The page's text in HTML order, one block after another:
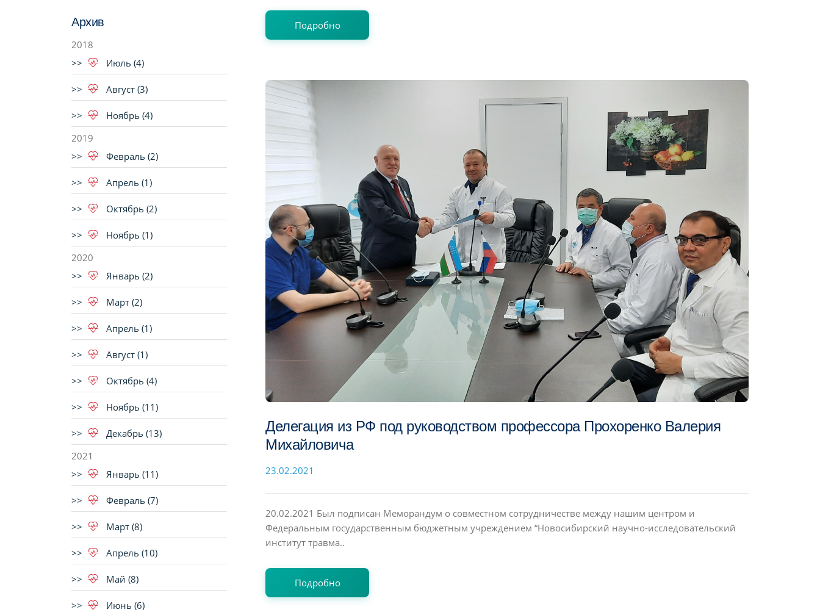
Архив
2018
Июль (4)
Август (3)
Ноябрь (4)
2019
Февраль (2)
Апрель (1)
Октябрь (2)
Ноябрь (1)
2020
Январь (2)
Март (2)
Апрель (1)
Август (1)
Октябрь (4)
Ноябрь (11)
Декабрь (13)
2021
Январь (11)
Февраль (7)
Март (8)
Апрель (10)
Май (8)
Июнь (6)
Подробно
Делегация из РФ под руководством профессора Прохоренко Валерия
Михайловича
23.02.2021
20.02.2021 Был подписан Меморандум о совместном сотрудничестве между нашим центром и
Федеральным государственным бюджетным учреждением “Новосибирский научно-исследовательский
институт травма..
Подробно